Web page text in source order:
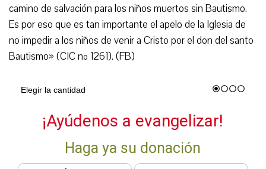
camino de salvación para los niños muertos sin Bautismo.
Es por eso que es tan importante el apelo de la Iglesia de
no impedir a los niños de venir a Cristo por el don del santo
Bautismo» (CIC nº 1261). (FB)